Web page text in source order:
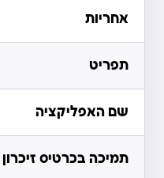
אחריות
תפריט
שם האפליקציה
תמיכה בכרטיס זיכרון